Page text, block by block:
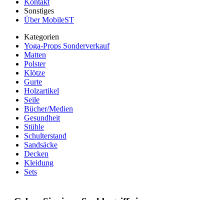
Sonstiges
Über MobileST
Kategorien
Yoga-Props Sonderverkauf
Matten
Polster
Klötze
Gurte
Holzartikel
Seile
Bücher/Medien
Gesundheit
Stühle
Schulterstand
Sandsäcke
Decken
Kleidung
Sets